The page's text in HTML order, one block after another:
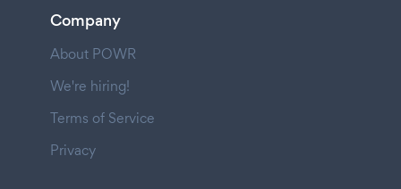
Company
About POWR
We're hiring!
Terms of Service
Privacy